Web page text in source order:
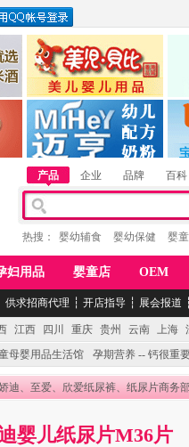
惠州市美儿婴儿用品公司
湖南迈亨母婴用品有限公司 香
产品 企业 品牌 百科
热搜： 婴幼辅食 婴幼保健 婴
妇用品 婴童店 OEM
供求招商代理 ┆ 开店指导 ┆ 展会报道 ┆
江西 四川 重庆 贵州 云南 上海
母婴用品生活馆
孕期营养 -- 钙很重
迪、至爱、欣爱纸尿裤、纸尿片商务部
婴儿纸尿片M36片